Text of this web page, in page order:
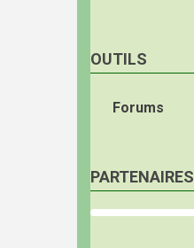
OUTILS
Forums
PARTENAIRES